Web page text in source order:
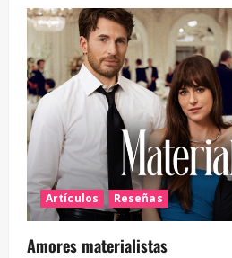
Artículos Reseñas
Amores materialistas